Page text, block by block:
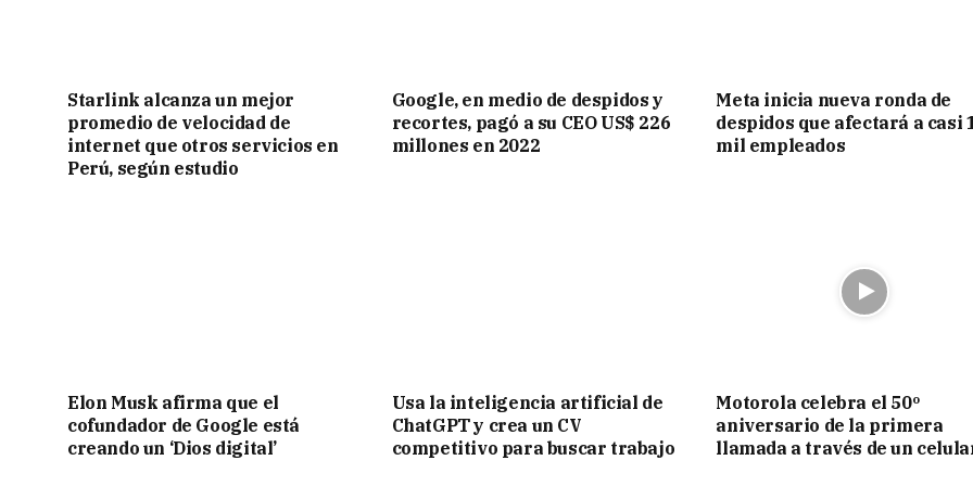
Starlink alcanza un mejor
promedio de velocidad de
internet que otros servicios en
Perú, según estudio
Google, en medio de despidos y
recortes, pagó a su CEO US$ 226
millones en 2022
Meta inicia nueva ronda de
despidos que afectará a casi
mil empleados
Elon Musk afirma que el
cofundador de Google está
creando un ‘Dios digital’
Usa la inteligencia artificial de
ChatGPT y crea un CV
competitivo para buscar trabajo
Motorola celebra el 50º
aniversario de la primera
llamada a través de un